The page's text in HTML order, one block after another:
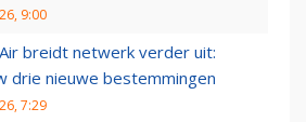
9:00
breidt netwerk verder uit:
drie nieuwe bestemmingen
7:29